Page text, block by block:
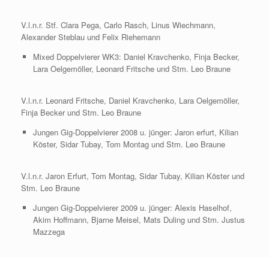
V.l.n.r. Stf. Clara Pega, Carlo Rasch, Linus Wiechmann,
Alexander Steblau und Felix Riehemann
Mixed Doppelvierer WK3: Daniel Kravchenko, Finja Becker,
Lara Oelgemöller, Leonard Fritsche und Stm. Leo Braune
V.l.n.r. Leonard Fritsche, Daniel Kravchenko, Lara Oelgemöller,
Finja Becker und Stm. Leo Braune
Jungen Gig-Doppelvierer 2008 u. jünger: Jaron erfurt, Kilian
Köster, Sidar Tubay, Tom Montag und Stm. Leo Braune
V.l.n.r. Jaron Erfurt, Tom Montag, Sidar Tubay, Kilian Köster und
Stm. Leo Braune
Jungen Gig-Doppelvierer 2009 u. jünger: Alexis Haselhof,
Akim Hoffmann, Bjarne Meisel, Mats Duling und Stm. Justus
Mazzega